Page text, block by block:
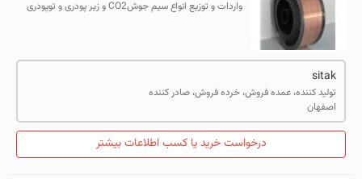
واردات و توزیع انواع سیم جوشCO2 و زیر پودری و توپودری
sitak
تولید کننده، عمده فروش، خرده فروش، صادر کننده
اصفهان
درخواست خرید یا کسب اطلاعات بیشتر